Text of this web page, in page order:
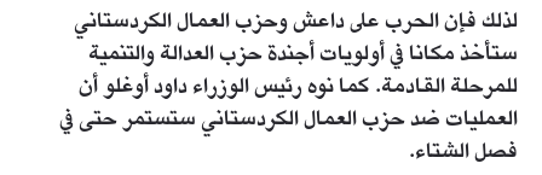
لذلك فإن الحرب على داعش وحزب العمال الكردستاني
ستأخذ مكانا في أولويات أجندة حزب العدالة والتنمية
للمرحلة القادمة. كما نوه رئيس الوزراء داود أوغلو أن
العمليات ضد حزب العمال الكردستاني ستستمر حتى في
فصل الشتاء.